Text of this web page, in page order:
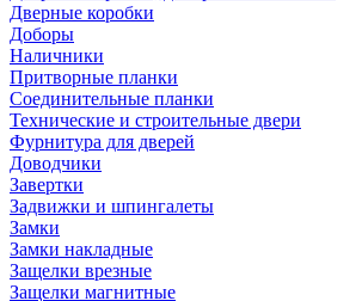
Дверные коробки
Доборы
Наличники
Притворные планки
Соединительные планки
Технические и строительные двери
Фурнитура для дверей
Доводчики
Завертки
Задвижки и шпингалеты
Замки
Замки накладные
Защелки врезные
Защелки магнитные